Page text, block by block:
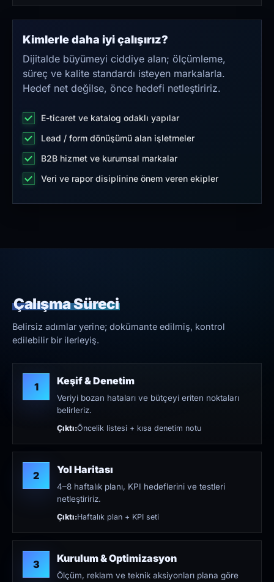
Kimlerle daha iyi çalışırız?
Dijitalde büyümeyi ciddiye alan; ölçümleme,
süreç ve kalite standardı isteyen markalarla.
Hedef net değilse, önce hedefi netleştiririz.
E-ticaret ve katalog odaklı yapılar
Lead / form dönüşümü alan işletmeler
B2B hizmet ve kurumsal markalar
Veri ve rapor disiplinine önem veren ekipler
Çalışma Süreci
Belirsiz adımlar yerine; dokümante edilmiş, kontrol
edilebilir bir ilerleyiş.
1 Keşif & Denetim
Veriyi bozan hataları ve bütçeyi eriten noktaları
belirleriz.
Çıktı:Öncelik listesi + kısa denetim notu
2 Yol Haritası
4–8 haftalık planı, KPI hedeflerini ve testleri
netleştiririz.
Çıktı:Haftalık plan + KPI seti
3 Kurulum & Optimizasyon
Ölçüm, reklam ve teknik aksiyonları plana göre